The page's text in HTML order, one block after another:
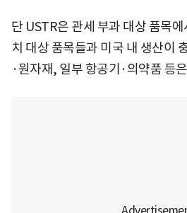
단 USTR은 관세 부과 대상 품목
치 대상 품목들과 미국 내 생산이
·원자재, 일부 항공기·의약품 등